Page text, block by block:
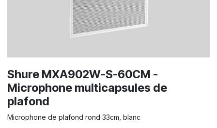
Shure MXA902W-S-60CM -
Microphone multicapsules de
plafond
Microphone de plafond rond 33cm, blanc